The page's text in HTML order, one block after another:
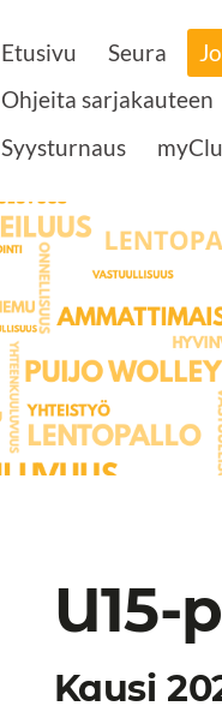
Etusivu Seura
Ohjeita sarjakauteen
Syysturnaus
U15-
Kausi